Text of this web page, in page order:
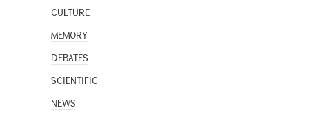
CULTURE
MEMORY
DEBATES
SCIENTIFIC
NEWS